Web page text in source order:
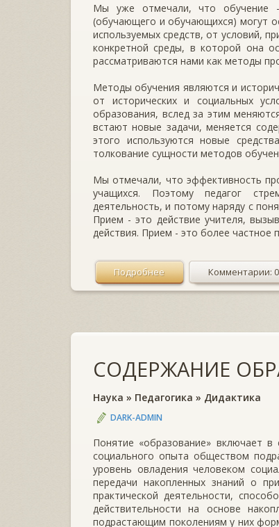
Мы уже отмечали, что обучение -
(обучающего и обучающихся) могут
используемых средств, от условий,
конкретной среды, в которой она
рассматриваются нами как методы
Методы обучения являются и
от исторических и социальных
образования, вслед за этим
встают новые задачи, меняется
этого используются новые
толкование сущности методов
Мы отмечали, что эффективность
учащихся. Поэтому педагог
деятельность, и потому наряду с
Прием - это действие учителя,
действия. Прием - это более
Подробнее Комментарии: 0
СОДЕРЖАНИЕ
Наука » Педагогика » Дидактика
DARK-ADMIN
Понятие «образование» включает
социального опыта обществом
уровень овладения человеком
передачи накопленных знаний о
практической деятельности,
действительности на основе
подрастающим поколениям у них